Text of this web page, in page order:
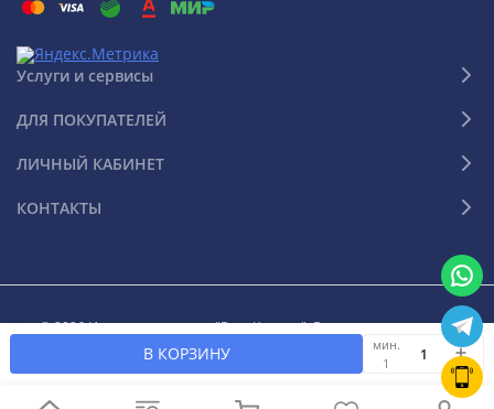
В КОРЗИНУ
мин.
1
Услуги и сервисы
ДЛЯ ПОКУПАТЕЛЕЙ
ЛИЧНЫЙ КАБИНЕТ
КОНТАКТЫ
© 2026 Интернет-магазин "Ваш Климат". Все права защищены